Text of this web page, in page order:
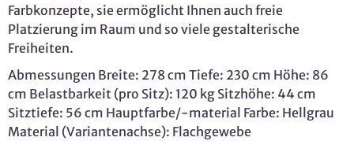
Farbkonzepte, sie ermöglicht Ihnen auch freie
Platzierung im Raum und so viele gestalterische
Freiheiten.
Abmessungen Breite: 278 cm Tiefe: 230 cm Höhe: 86
cm Belastbarkeit (pro Sitz): 120 kg Sitzhöhe: 44 cm
Sitztiefe: 56 cm Hauptfarbe/-material Farbe: Hellgrau
Material (Variantenachse): Flachgewebe